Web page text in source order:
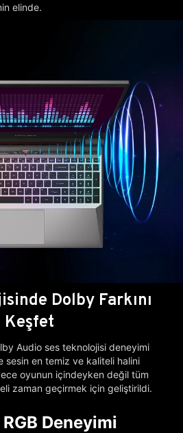
elinde.
Dolby Farkını
Keşfet
Audio ses teknolojisi deneyimi
sesin en temiz ve kaliteli halini
oyunun içindeyken değil tüm
zaman geçirmek için geliştirildi.
Deneyimi